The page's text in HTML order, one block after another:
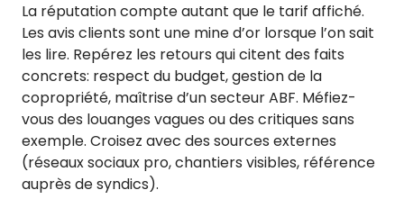
La réputation compte autant que le tarif affiché.
Les avis clients sont une mine d’or lorsque l’on sait
les lire. Repérez les retours qui citent des faits
concrets: respect du budget, gestion de la
copropriété, maîtrise d’un secteur ABF. Méfiez-
vous des louanges vagues ou des critiques sans
exemple. Croisez avec des sources externes
(réseaux sociaux pro, chantiers visibles, référence
auprès de syndics).